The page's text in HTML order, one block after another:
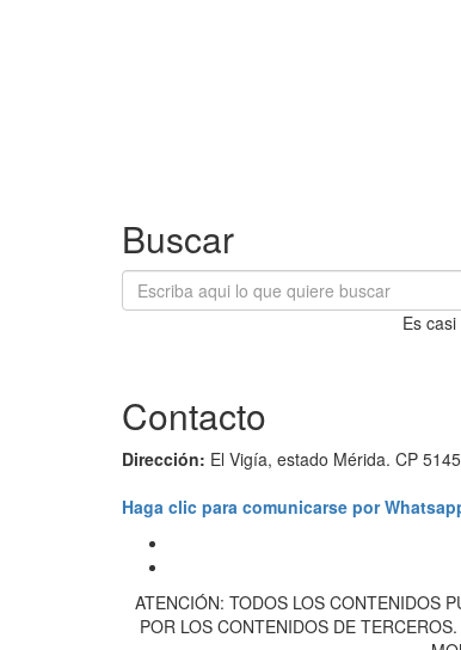
Buscar
Es
Contacto
Dirección: El Vigía, estado Mérida. CP 5145
Haga clic para comunicarse por
ATENCIÓN: TODOS LOS CONTENIDOS
POR LOS CONTENIDOS DE